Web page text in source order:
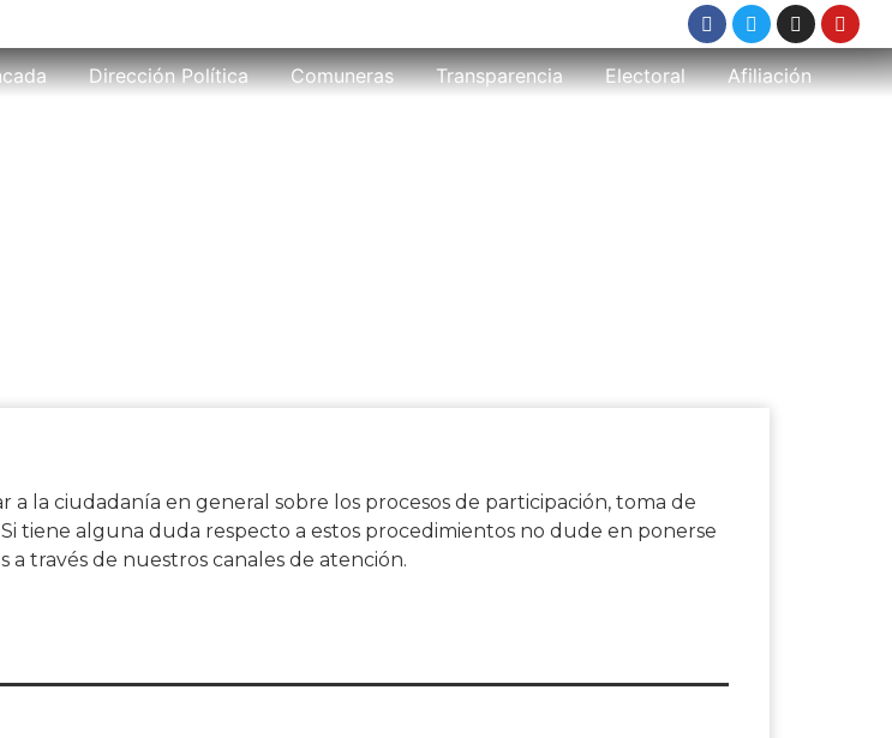
Dirección Política Comuneras Transparencia Electoral Afiliación
la ciudadanía en general sobre los procesos de participación, toma de
tiene alguna duda respecto a estos procedimientos no dude en ponerse
a través de nuestros canales de atención.